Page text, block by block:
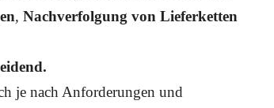
, Nachverfolgung von Lieferketten
je nach Anforderungen und